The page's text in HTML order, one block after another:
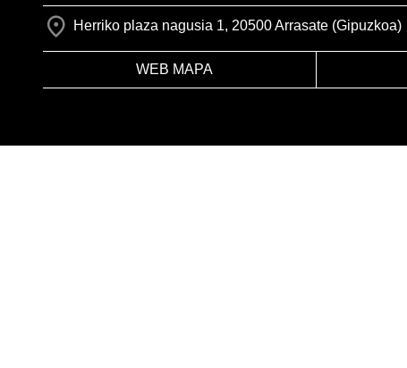
Herriko plaza nagusia 1, 20500 Arrasate (Gipuzkoa)
WEB MAPA